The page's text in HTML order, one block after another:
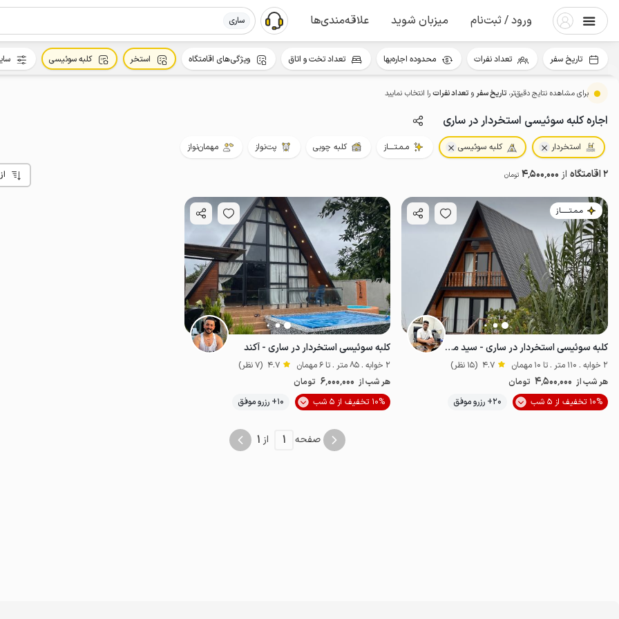
ورود / ثبت‌نام میزبان شوید علاقه‌مندی‌ها ساری
برای مشاهده نتایج دقیق‌تر، تاریخ سفرو تعداد نفراترا انتخاب نمایید
اجاره کلبه سوئیسی استخردار در ساری
استخردار کلبه سوئیسی مـمـتــــاز کلبه چوبی پت‌نواز مهمان‌نواز
2 اقامتگاه از 4٬500٬000 تومان
مـمـتــــــاز
کلبه سوئیسی استخردار در ساری - سید محله
2 خوابه . 110 متر . تا 10 مهمان 4.7 (15 نظر)
هر شب از 4٬500٬000 تومان
10% تخفیف از 5 شب
20+ رزرو موفق موقعیت در نقشه
کلبه سوئیسی استخردار در ساری - آکند
2 خوابه . 85 متر . تا 6 مهمان 4.7 (7 نظر)
هر شب از 6٬000٬000 تومان
10% تخفیف از 5 شب
10+ رزرو موفق
صفحه 1 از 1
تاریخ سفر تعداد نفرات محدوده اجاره‌بها تعداد تخت و اتاق ویژگی‌های اقامتگاه استخر کلبه سوئیسی